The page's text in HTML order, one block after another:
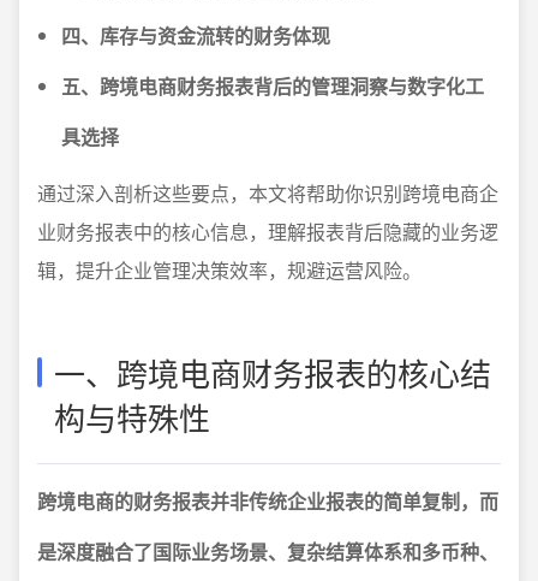
四、库存与资金流转的财务体现
五、跨境电商财务报表背后的管理洞察与数字化工
具选择
通过深入剖析这些要点，本文将帮助你识别跨境电商企
业财务报表中的核心信息，理解报表背后隐藏的业务逻
辑，提升企业管理决策效率，规避运营风险。
一、跨境电商财务报表的核心结
构与特殊性
跨境电商的财务报表并非传统企业报表的简单复制，而
是深度融合了国际业务场景、复杂结算体系和多币种、